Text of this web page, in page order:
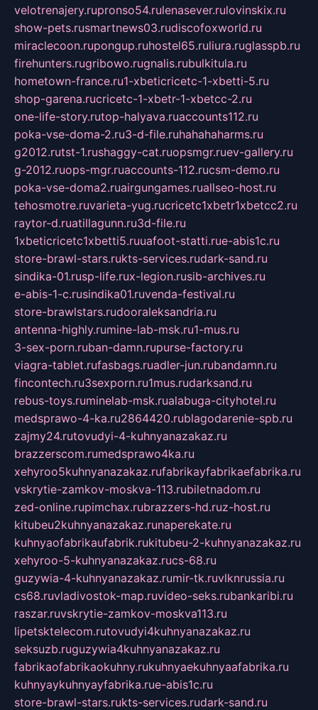
velotrenajery.rupronso54.rulenasever.rulovinskix.ru
show-pets.rusmartnews03.rudiscofoxworld.ru
miraclecoon.rupongup.ruhostel65.ruliura.ruglasspb.ru
firehunters.rugribowo.rugnalis.rubulkitula.ru
hometown-france.ru1-xbeticricetc-1-xbetti-5.ru
shop-garena.rucricetc-1-xbetr-1-xbetcc-2.ru
one-life-story.rutop-halyava.ruaccounts112.ru
poka-vse-doma-2.ru3-d-file.ruhahahaharms.ru
g2012.rutst-1.rushaggy-cat.ruopsmgr.ruev-gallery.ru
g-2012.ruops-mgr.ruaccounts-112.rucsm-demo.ru
poka-vse-doma2.ruairgungames.ruallseo-host.ru
tehosmotre.ruvarieta-yug.rucricetc1xbetr1xbetcc2.ru
raytor-d.ruatillagunn.ru3d-file.ru
1xbeticricetc1xbetti5.ruuafoot-statti.rue-abis1c.ru
store-brawl-stars.rukts-services.rudark-sand.ru
sindika-01.rusp-life.rux-legion.rusib-archives.ru
e-abis-1-c.rusindika01.ruvenda-festival.ru
store-brawlstars.rudooraleksandria.ru
antenna-highly.rumine-lab-msk.ru1-mus.ru
3-sex-porn.ruban-damn.rupurse-factory.ru
viagra-tablet.rufasbags.ruadler-jun.rubandamn.ru
fincontech.ru3sexporn.ru1mus.rudarksand.ru
rebus-toys.ruminelab-msk.rualabuga-cityhotel.ru
medsprawo-4-ka.ru2864420.rublagodarenie-spb.ru
zajmy24.rutovudyi-4-kuhnyanazakaz.ru
brazzerscom.rumedsprawo4ka.ru
xehyroo5kuhnyanazakaz.rufabrikayfabrikaefabrika.ru
vskrytie-zamkov-moskva-113.rubiletnadom.ru
zed-online.rupimchax.rubrazzers-hd.ruz-host.ru
kitubeu2kuhnyanazakaz.runaperekate.ru
kuhnyaofabrikaufabrik.rukitubeu-2-kuhnyanazakaz.ru
xehyroo-5-kuhnyanazakaz.rucs-68.ru
guzywia-4-kuhnyanazakaz.rumir-tk.ruvlknrussia.ru
cs68.ruvladivostok-map.ruvideo-seks.rubankaribi.ru
raszar.ruvskrytie-zamkov-moskva113.ru
lipetsktelecom.rutovudyi4kuhnyanazakaz.ru
seksuzb.ruguzywia4kuhnyanazakaz.ru
fabrikaofabrikaokuhny.rukuhnyaekuhnyaafabrika.ru
kuhnyaykuhnyayfabrika.rue-abis1c.ru
store-brawl-stars.rukts-services.rudark-sand.ru